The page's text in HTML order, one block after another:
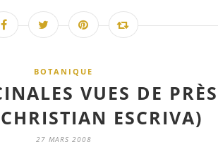
BOTANIQUE
VUES DE
ESCRIVA)
27 MARS 2008